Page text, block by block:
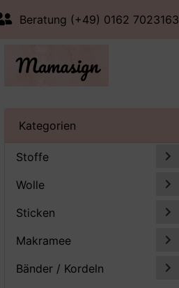
Beratung (+49) 0162 7023163
Kategorien
Stoffe
Wolle
Sticken
Makramee
Bänder / Kordeln